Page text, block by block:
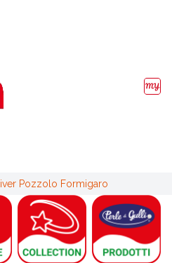
Pozzolo Formigaro